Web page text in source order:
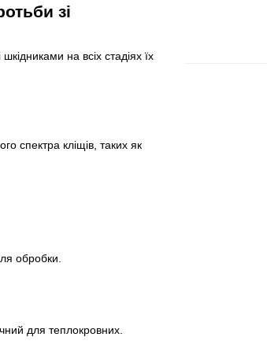
зі
на всіх стадіях їх
спектра кліщів, таких як
обробки.
для теплокровних.